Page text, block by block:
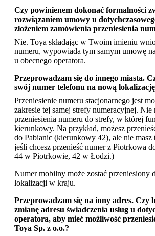
Czy powinienem dokonać formalności
rozwiązaniem umowy u
złożeniem zamówienia przeniesienia
Nie. Toya składając w Twoim imieniu
numeru, wypowiada tym samym umowę
u obecnego operatora.
Przeprowadzam się do innego miasta.
swój numer telefonu na nową
Przeniesienie numeru stacjonarnego jest
zakresie tej samej strefy numeracyjnej.
przeniesienia numeru do strefy, w której
kierunkowy. Na przykład, możesz
do Pabianic (kierunkowy 42), ale nie
jeśli chcesz przenieść numer z Piotrkowa
44 w Piotrkowie, 42 w Łodzi.)
Numer mobilny może zostać przeniesiony
lokalizacji w kraju.
Przeprowadzam się na inny adres. Czy
zmianę adresu świadczenia usług u
operatora, aby mieć możliwość
Toya Sp. z o.o.?